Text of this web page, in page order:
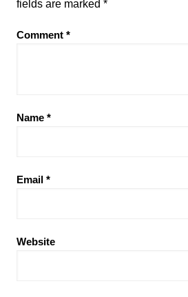
fields are marked *
Comment *
Name *
Email *
Website